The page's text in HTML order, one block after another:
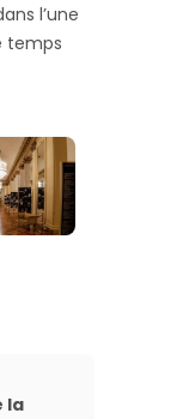
l’une
temps
la